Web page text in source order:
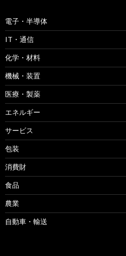
電子・半導体
IT・通信
化学・材料
機械・装置
医療・製薬
エネルギー
サービス
包装
消費財
食品
農業
自動車・輸送